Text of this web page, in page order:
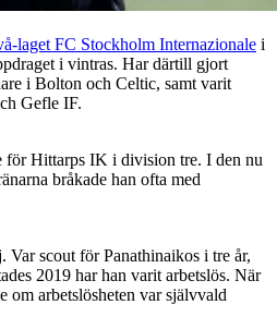
laget FC Stockholm Internazionale i
i vintras. Har därtill gjort
i Bolton och Celtic, samt varit
Gefle IF.
för Hittarps IK i division tre. I den nu
bråkade han ofta med
scout för Panathinaikos i tre år,
2019 har han varit arbetslös. När
om arbetslösheten var självvald